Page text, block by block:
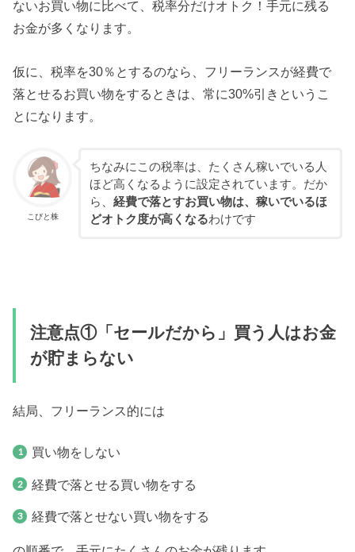
ないお買い物に比べて、税率分だけオトク！手元に残る
お金が多くなります。
仮に、税率を30％とするのなら、フリーランスが経費で
落とせるお買い物をするときは、常に30%引きというこ
とになります。
こびと株
ちなみにこの税率は、たくさん稼いでいる人
ほど高くなるように設定されています。だか
ら、 経費で落とすお買い物は、稼いでいるほ
どオトク度が高くなるわけです
注意点①「セールだから」買う人はお金
が貯まらない
結局、フリーランス的には
買い物をしない
経費で落とせる買い物をする
経費で落とせない買い物をする